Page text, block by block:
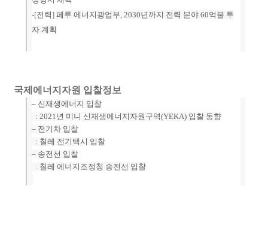
-[전력] 페루 에너지광업부, 2030년까지 전력 분야 60억불 투
자 계획
국제에너지자원 입찰정보
– 신재생에너지 입찰
: 2021년 미니 신재생에너지자원구역(YEKA) 입찰 동향
– 전기차 입찰
: 칠레 전기택시 입찰
– 송전선 입찰
: 칠레 에너지조정청 송전선 입찰